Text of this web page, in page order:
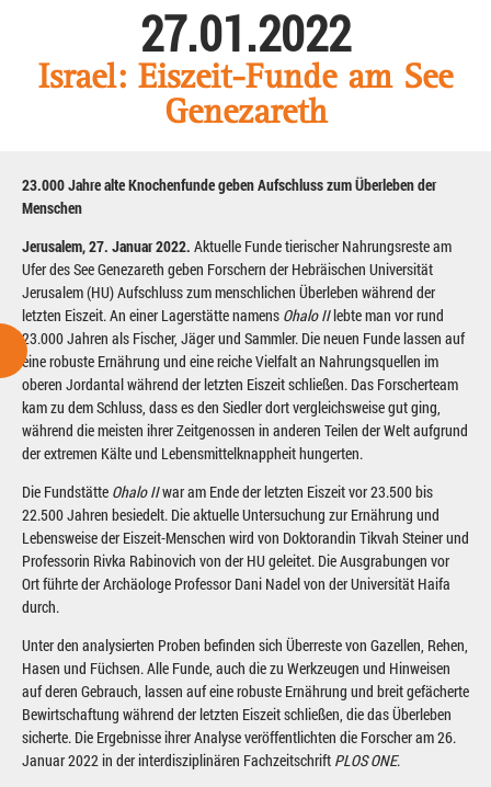
27.01.2022
Israel: Eiszeit-Funde am See
Genezareth
23.000 Jahre alte Knochenfunde geben Aufschluss zum Überleben der
Menschen
Jerusalem, 27. Januar 2022. Aktuelle Funde tierischer Nahrungsreste am
Ufer des See Genezareth geben Forschern der Hebräischen Universität
Jerusalem (HU) Aufschluss zum menschlichen Überleben während der
letzten Eiszeit. An einer Lagerstätte namens Ohalo IIlebte man vor rund
23.000 Jahren als Fischer, Jäger und Sammler. Die neuen Funde lassen auf
eine robuste Ernährung und eine reiche Vielfalt an Nahrungsquellen im
oberen Jordantal während der letzten Eiszeit schließen. Das Forscherteam
kam zu dem Schluss, dass es den Siedler dort vergleichsweise gut ging,
während die meisten ihrer Zeitgenossen in anderen Teilen der Welt aufgrund
der extremen Kälte und Lebensmittelknappheit hungerten.
Die Fundstätte Ohalo IIwar am Ende der letzten Eiszeit vor 23.500 bis
22.500 Jahren besiedelt. Die aktuelle Untersuchung zur Ernährung und
Lebensweise der Eiszeit-Menschen wird von Doktorandin Tikvah Steiner und
Professorin Rivka Rabinovich von der HU geleitet. Die Ausgrabungen vor
Ort führte der Archäologe Professor Dani Nadel von der Universität Haifa
durch.
Unter den analysierten Proben befinden sich Überreste von Gazellen, Rehen,
Hasen und Füchsen. Alle Funde, auch die zu Werkzeugen und Hinweisen
auf deren Gebrauch, lassen auf eine robuste Ernährung und breit gefächerte
Bewirtschaftung während der letzten Eiszeit schließen, die das Überleben
sicherte. Die Ergebnisse ihrer Analyse veröffentlichten die Forscher am 26.
Januar 2022 in der interdisziplinären Fachzeitschrift PLOS ONE.